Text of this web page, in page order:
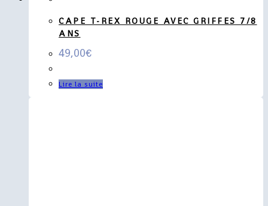
CAPE T-REX ROUGE AVEC GRIFFES 7/8
ANS
49,00€
Lire la suite